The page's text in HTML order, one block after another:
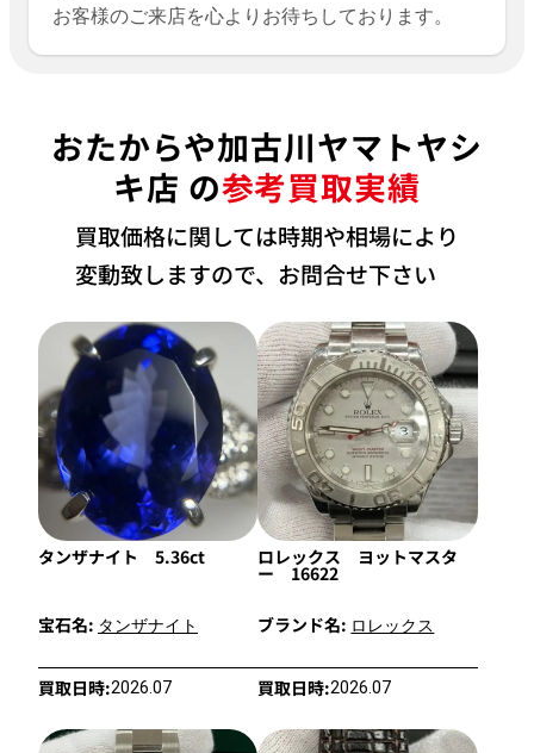
お客様のご来店を心よりお待ちしております。
おたからや加古川ヤマトヤシ
キ店 の参考買取実績
買取価格に関しては時期や相場により
変動致しますので、お問合せ下さい
タンザナイト 5.36ct
宝石名: タンザナイト
買取日時:2026.07
ロレックス ヨットマスタ
ー 16622
ブランド名: ロレックス
買取日時:2026.07